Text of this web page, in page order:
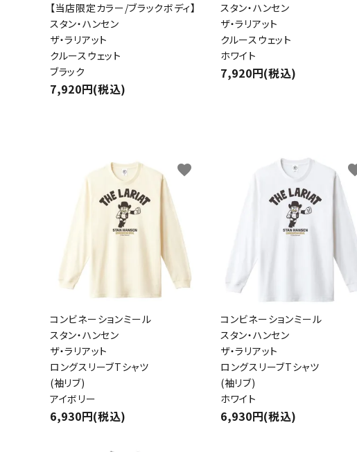
【当店限定カラー/ブラックボディ】
スタン・ハンセン
ザ・ラリアット
クルースウェット
ブラック
7,920円(税込)
スタン・ハンセン
ザ・ラリアット
クルースウェット
ホワイト
7,920円(税込)
コンビネーションミール
スタン・ハンセン
ザ・ラリアット
ロングスリーブTシャツ
(袖リブ)
アイボリー
6,930円(税込)
favorite
コンビネーションミール
スタン・ハンセン
ザ・ラリアット
ロングスリーブTシャツ
(袖リブ)
ホワイト
6,930円(税込)